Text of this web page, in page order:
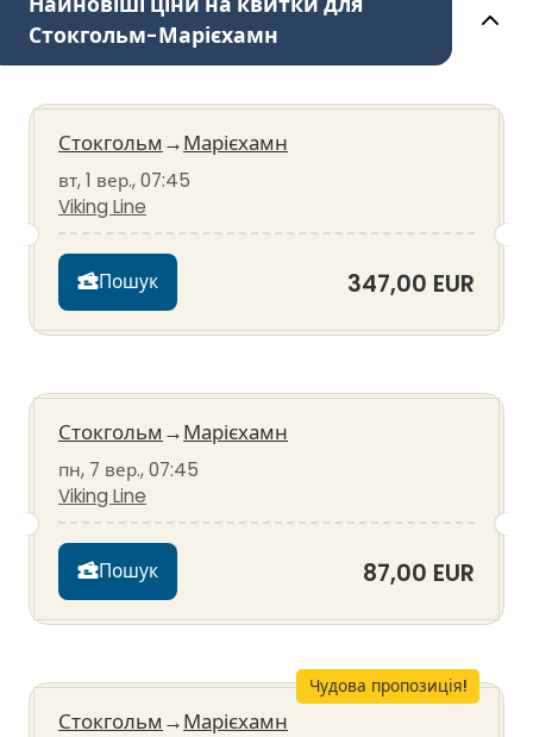
Стокгольм-Марієхамн
Стокгольм →Марієхамн
вт, 1 вер., 07:45
Viking Line
Пошук 347,00 EUR
Стокгольм →Марієхамн
пн, 7 вер., 07:45
Viking Line
Пошук 87,00 EUR
Чудова пропозиція!
Стокгольм →Марієхамн